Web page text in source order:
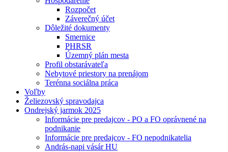
Rozpočet
Záverečný účet
Dôležité dokumenty
Smernice
PHRSR
Územný plán mesta
Profil obstarávateľa
Nebytové priestory na prenájom
Terénna sociálna práca
Voľby
Želiezovský spravodajca
Ondrejský jarmok 2025
Informácie pre predajcov - PO a FO oprávnené na
podnikanie
Informácie pre predajcov - FO nepodnikatelia
András-napi vásár HU